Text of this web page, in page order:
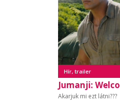
Hír, trailer
Jumanji:
Akarjuk mi ezt látni???